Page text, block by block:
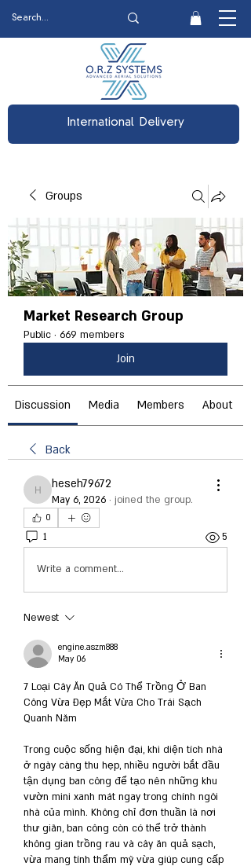
International Delivery
Groups
Market Research Group
Public · 669 members
Join
Discussion Media Members About
Back
heseh79672
heseh79672
May 6, 2026 · joined the group.
0
1 5
Write a comment...
Newest
engine.aszm888
May 06
7 Loại Cây Ăn Quả Có Thể Trồng Ở Ban
Công Vừa Đẹp Mắt Vừa Cho Trái Sạch
Quanh Năm
Trong cuộc sống hiện đại, khi diện tích nhà
ở ngày càng thu hẹp, nhiều người bắt đầu
tận dụng ban công để tạo nên những khu
vườn mini xanh mát ngay trong chính ngôi
nhà của mình. Không chỉ đơn thuần là nơi
thư giãn, ban công còn có thể trở thành
không gian trồng rau và cây ăn quả sạch,
vừa mang tính thẩm mỹ vừa giúp cung cấp